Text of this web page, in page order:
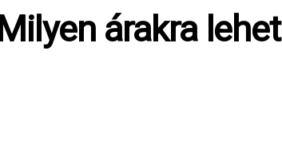
árakra lehet